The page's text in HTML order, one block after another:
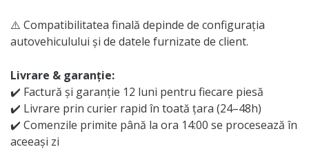
⚠️ Compatibilitatea finală depinde de configurația
autovehiculului și de datele furnizate de client.
Livrare & garanție:
✔️ Factură și garanție 12 luni pentru fiecare piesă
✔️ Livrare prin curier rapid în toată țara (24–48h)
✔️ Comenzile primite până la ora 14:00 se procesează în
aceeași zi